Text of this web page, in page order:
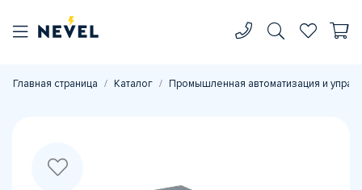
Главная страница Каталог Промышленная автоматизация и